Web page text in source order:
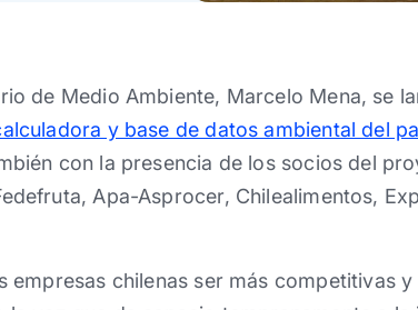
de Medio Ambiente, Marcelo Mena, se
y base de datos ambiental del
con la presencia de los socios del
Apa-Asprocer, Chilealimentos,
empresas chilenas ser más competitivas